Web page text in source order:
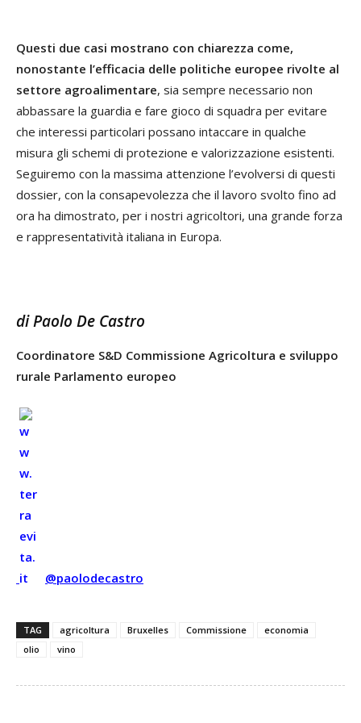
Questi due casi mostrano con chiarezza come,
nonostante l’efficacia delle politiche europee rivolte al
settore agroalimentare, sia sempre necessario non
abbassare la guardia e fare gioco di squadra per evitare
che interessi particolari possano intaccare in qualche
misura gli schemi di protezione e valorizzazione esistenti.
Seguiremo con la massima attenzione l’evolversi di questi
dossier, con la consapevolezza che il lavoro svolto fino ad
ora ha dimostrato, per i nostri agricoltori, una grande forza
e rappresentatività italiana in Europa.
di Paolo De Castro
Coordinatore S&D Commissione Agricoltura e sviluppo
rurale Parlamento europeo
@paolodecastro
TAG agricoltura Bruxelles Commissione
economia
olio
vino